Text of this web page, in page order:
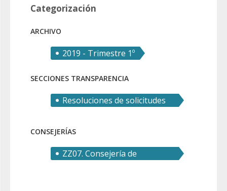
Categorización
ARCHIVO
2019 - Trimestre 1º
SECCIONES TRANSPARENCIA
Resoluciones de solicitudes
CONSEJERÍAS
ZZ07. Consejería de